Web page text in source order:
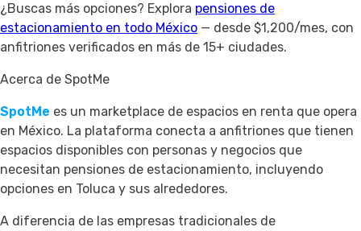
¿Buscas más opciones? Explora pensiones de
estacionamiento en todo México — desde $1,200/mes, con
anfitriones verificados en más de 15+ ciudades.
Acerca de SpotMe
SpotMe es un marketplace de espacios en renta que opera
en México. La plataforma conecta a anfitriones que tienen
espacios disponibles con personas y negocios que
necesitan pensiones de estacionamiento, incluyendo
opciones en Toluca y sus alrededores.
A diferencia de las empresas tradicionales de